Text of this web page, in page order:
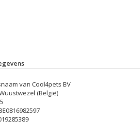
van Cool4pets BV
(België)